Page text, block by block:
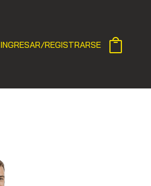
INGRESAR/REGISTRARSE